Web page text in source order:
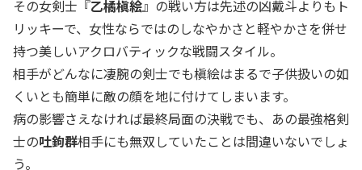
その女剣士『乙橘槇絵』の戦い方は先述の凶戴斗よりもト
リッキーで、女性ならではのしなやかさと軽やかさを併せ
持つ美しいアクロバティックな戦闘スタイル。
相手がどんなに凄腕の剣士でも槇絵はまるで子供扱いの如
くいとも簡単に敵の顔を地に付けてしまいます。
病の影響さえなければ最終局面の決戦でも、あの最強格剣
士の吐鉤群相手にも無双していたことは間違いないでしょ
う。